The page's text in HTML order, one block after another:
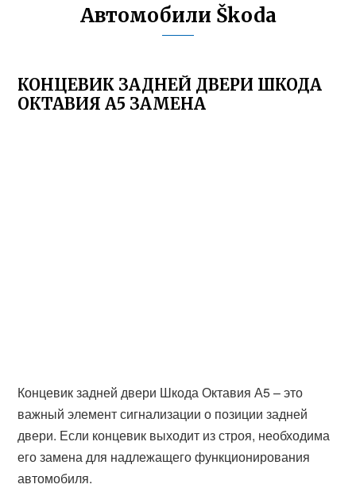
Автомобили Škoda
КОНЦЕВИК ЗАДНЕЙ ДВЕРИ ШКОДА
ОКТАВИЯ А5 ЗАМЕНА
Концевик задней двери Шкода Октавия А5 – это
важный элемент сигнализации о позиции задней
двери. Если концевик выходит из строя, необходима
его замена для надлежащего функционирования
автомобиля.